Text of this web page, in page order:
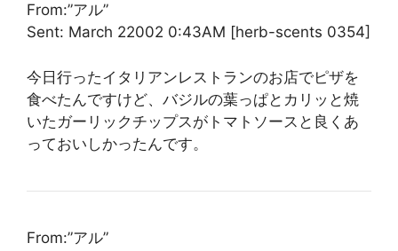
From:”アル”
Sent: March 22002 0:43AM [herb-scents 0354]
今日行ったイタリアンレストランのお店でピザを
食べたんですけど、バジルの葉っぱとカリッと焼
いたガーリックチップスがトマトソースと良くあ
っておいしかったんです。
From:”アル”